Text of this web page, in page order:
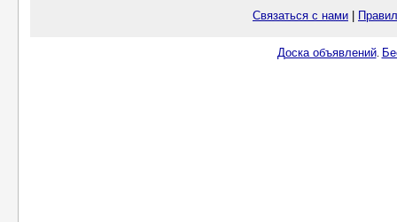
Связаться с нами
Доска объявлений.